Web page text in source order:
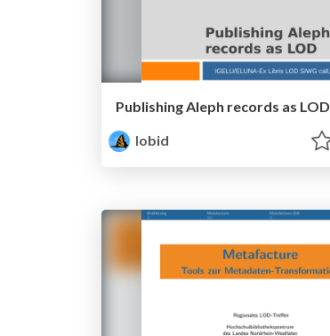
Publishing Aleph records as LOD
lobid